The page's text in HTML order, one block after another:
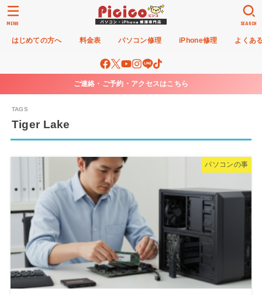
はじめての方へ 料金表 パソコン修理 iPhone修理 よくあ
SEARCH
MENU
ご連絡・ご予約・アクセスはこちら
Tiger Lake
パソコンの事